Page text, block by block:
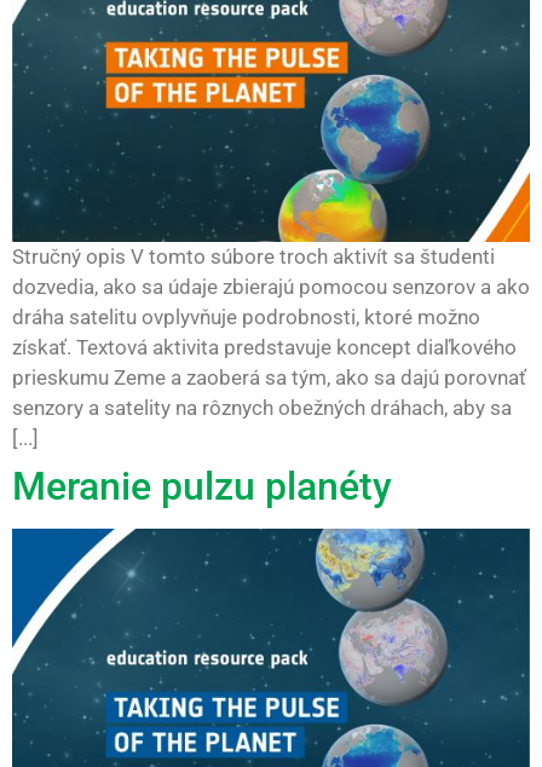
Stručný opis V tomto súbore troch aktivít sa študenti
dozvedia, ako sa údaje zbierajú pomocou senzorov a ako
dráha satelitu ovplyvňuje podrobnosti, ktoré možno
získať. Textová aktivita predstavuje koncept diaľkového
prieskumu Zeme a zaoberá sa tým, ako sa dajú porovnať
senzory a satelity na rôznych obežných dráhach, aby sa
[...]
Meranie pulzu planéty